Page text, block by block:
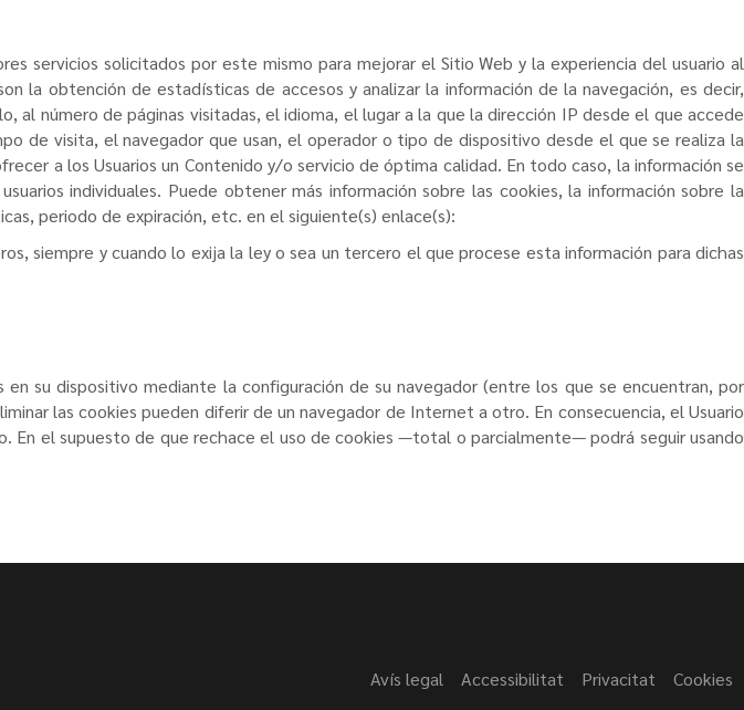
servicios solicitados por este mismo para mejorar el Sitio Web y la experiencia del usuario al
la obtención de estadísticas de accesos y analizar la información de la navegación, es decir,
número de páginas visitadas, el idioma, el lugar a la que la dirección IP desde el que accede
de visita, el navegador que usan, el operador o tipo de dispositivo desde el que se realiza la
a los Usuarios un Contenido y/o servicio de óptima calidad. En todo caso, la información se
individuales. Puede obtener más información sobre las cookies, la información sobre la
periodo de expiración, etc. en el siguiente(s) enlace(s):
siempre y cuando lo exija la ley o sea un tercero el que procese esta información para dichas
su dispositivo mediante la configuración de su navegador (entre los que se encuentran, por
las cookies pueden diferir de un navegador de Internet a otro. En consecuencia, el Usuario
el supuesto de que rechace el uso de cookies —total o parcialmente— podrá seguir usando
Avís legal Accessibilitat Privacitat Cookies